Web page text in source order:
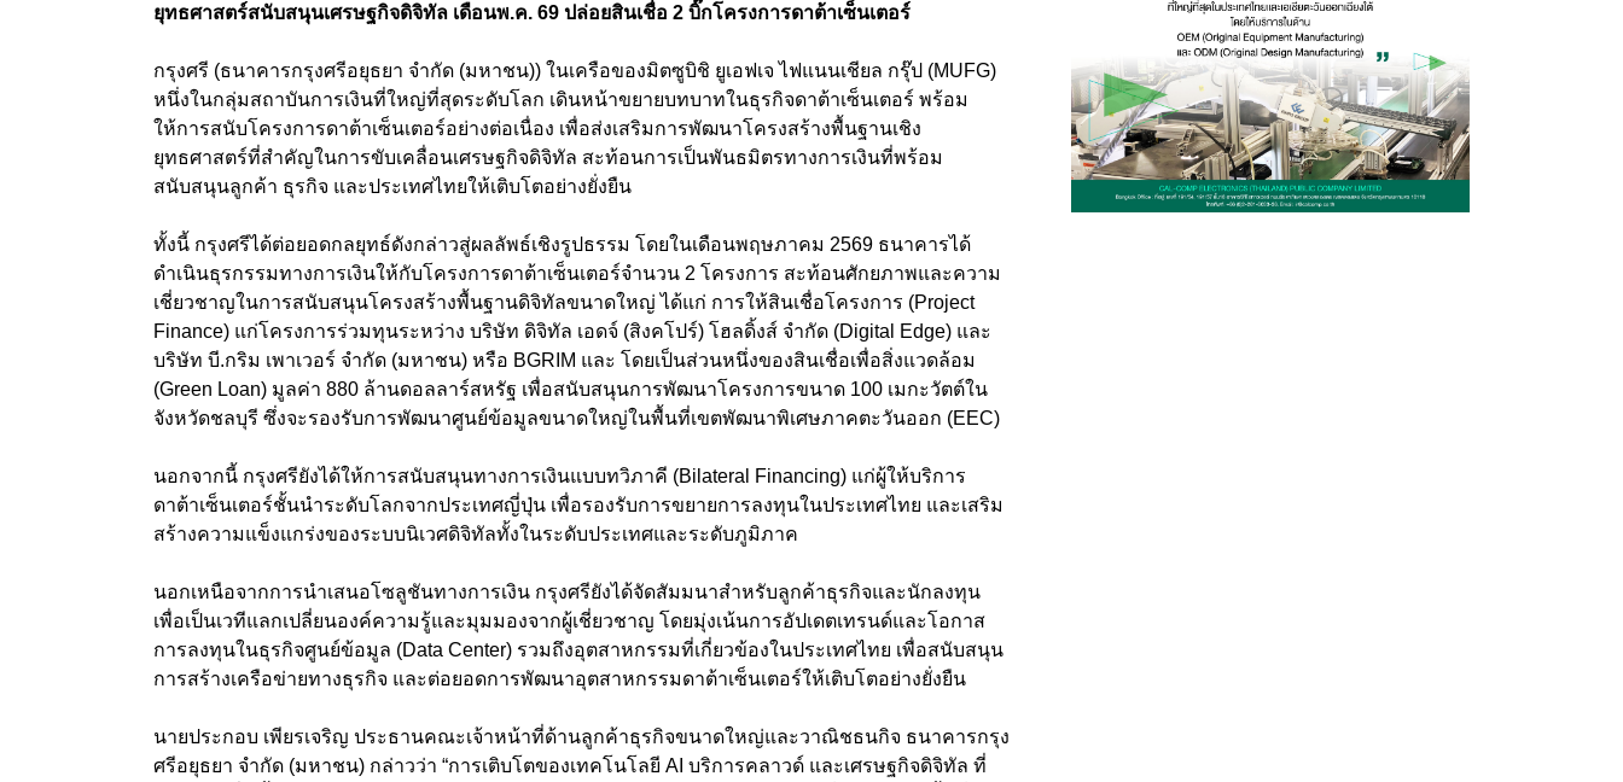
ยุทธศาสตร์สนับสนุนเศรษฐกิจดิจิทัล เดือนพ.ค. 69 ปล่อยสินเชื่อ 2 บิ๊กโครงการดาต้าเซ็นเตอร์
กรุงศรี (ธนาคารกรุงศรีอยุธยา จำกัด (มหาชน)) ในเครือของมิตซูบิชิ ยูเอฟเจ ไฟแนนเชียล กรุ๊ป (MUFG)
หนึ่งในกลุ่มสถาบันการเงินที่ใหญ่ที่สุดระดับโลก เดินหน้าขยายบทบาทในธุรกิจดาต้าเซ็นเตอร์ พร้อม
ให้การสนับโครงการดาต้าเซ็นเตอร์อย่างต่อเนื่อง เพื่อส่งเสริมการพัฒนาโครงสร้างพื้นฐานเชิง
ยุทธศาสตร์ที่สำคัญในการขับเคลื่อนเศรษฐกิจดิจิทัล สะท้อนการเป็นพันธมิตรทางการเงินที่พร้อม
สนับสนุนลูกค้า ธุรกิจ และประเทศไทยให้เติบโตอย่างยั่งยืน
ทั้งนี้ กรุงศรีได้ต่อยอดกลยุทธ์ดังกล่าวสู่ผลลัพธ์เชิงรูปธรรม โดยในเดือนพฤษภาคม 2569 ธนาคารได้
ดำเนินธุรกรรมทางการเงินให้กับโครงการดาต้าเซ็นเตอร์จำนวน 2 โครงการ สะท้อนศักยภาพและความ
เชี่ยวชาญในการสนับสนุนโครงสร้างพื้นฐานดิจิทัลขนาดใหญ่ ได้แก่ การให้สินเชื่อโครงการ (Project
Finance) แก่โครงการร่วมทุนระหว่าง บริษัท ดิจิทัล เอดจ์ (สิงคโปร์) โฮลดิ้งส์ จำกัด (Digital Edge) และ
บริษัท บี.กริม เพาเวอร์ จำกัด (มหาชน) หรือ BGRIM และ โดยเป็นส่วนหนึ่งของสินเชื่อเพื่อสิ่งแวดล้อม
(Green Loan) มูลค่า 880 ล้านดอลลาร์สหรัฐ เพื่อสนับสนุนการพัฒนาโครงการขนาด 100 เมกะวัตต์ใน
จังหวัดชลบุรี ซึ่งจะรองรับการพัฒนาศูนย์ข้อมูลขนาดใหญ่ในพื้นที่เขตพัฒนาพิเศษภาคตะวันออก (EEC)
นอกจากนี้ กรุงศรียังได้ให้การสนับสนุนทางการเงินแบบทวิภาคี (Bilateral Financing) แก่ผู้ให้บริการ
ดาต้าเซ็นเตอร์ชั้นนำระดับโลกจากประเทศญี่ปุ่น เพื่อรองรับการขยายการลงทุนในประเทศไทย และเสริม
สร้างความแข็งแกร่งของระบบนิเวศดิจิทัลทั้งในระดับประเทศและระดับภูมิภาค
นอกเหนือจากการนำเสนอโซลูชันทางการเงิน กรุงศรียังได้จัดสัมมนาสำหรับลูกค้าธุรกิจและนักลงทุน
เพื่อเป็นเวทีแลกเปลี่ยนองค์ความรู้และมุมมองจากผู้เชี่ยวชาญ โดยมุ่งเน้นการอัปเดตเทรนด์และโอกาส
การลงทุนในธุรกิจศูนย์ข้อมูล (Data Center) รวมถึงอุตสาหกรรมที่เกี่ยวข้องในประเทศไทย เพื่อสนับสนุน
การสร้างเครือข่ายทางธุรกิจ และต่อยอดการพัฒนาอุตสาหกรรมดาต้าเซ็นเตอร์ให้เติบโตอย่างยั่งยืน
นายประกอบ เพียรเจริญ ประธานคณะเจ้าหน้าที่ด้านลูกค้าธุรกิจขนาดใหญ่และวาณิชธนกิจ ธนาคารกรุง
ศรีอยุธยา จำกัด (มหาชน) กล่าวว่า “การเติบโตของเทคโนโลยี AI บริการคลาวด์ และเศรษฐกิจดิจิทัล ที่